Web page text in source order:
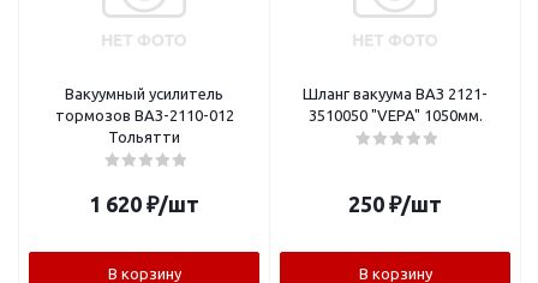
Вакуумный усилитель
тормозов ВАЗ-2110-012
Тольятти
1 620 ₽/шт
В корзину
Шланг вакуума ВАЗ 2121-
3510050 "VEPA" 1050мм.
250 ₽/шт
В корзину